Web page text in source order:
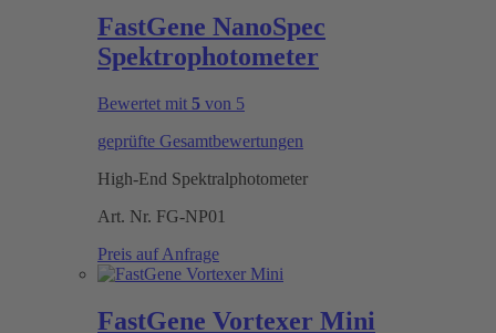
FastGene NanoSpec
Spektrophotometer
Bewertet mit 5 von 5
geprüfte Gesamtbewertungen
High-End Spektralphotometer
Art. Nr. FG-NP01
Preis auf Anfrage
FastGene Vortexer Mini